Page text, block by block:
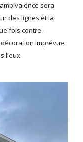
sera
des lignes et la
fois contre-
imprévue
lieux.